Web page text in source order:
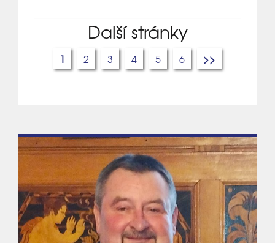
Další stránky
1 2 3 4 5 6 >>